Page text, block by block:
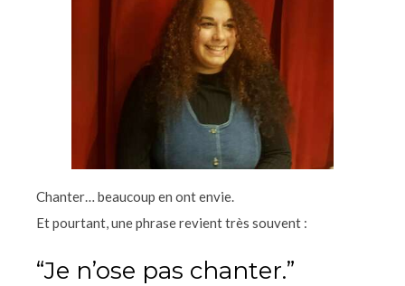
Chanter… beaucoup en ont envie.
Et pourtant, une phrase revient très souvent :
“Je n’ose pas chanter.”